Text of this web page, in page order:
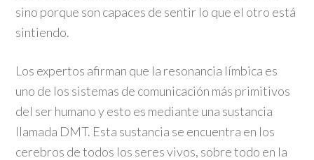
sino porque son capaces de sentir lo que el otro está
sintiendo.
Los expertos afirman que la resonancia límbica es
uno de los sistemas de comunicación más primitivos
del ser humano y esto es mediante una sustancia
llamada DMT. Esta sustancia se encuentra en los
cerebros de todos los seres vivos, sobre todo en la